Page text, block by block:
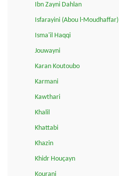
Ibn Zayni Dahlan
Isfarayini (Abou l-Moudhaffar)
Isma'il Haqqi
Jouwayni
Karan Koutoubo
Karmani
Kawthari
Khalil
Khattabi
Khazin
Khidr Houçayn
Kourani